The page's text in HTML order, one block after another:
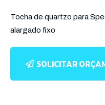
Tocha de quartzo para
alargado fixo
SOLICITAR